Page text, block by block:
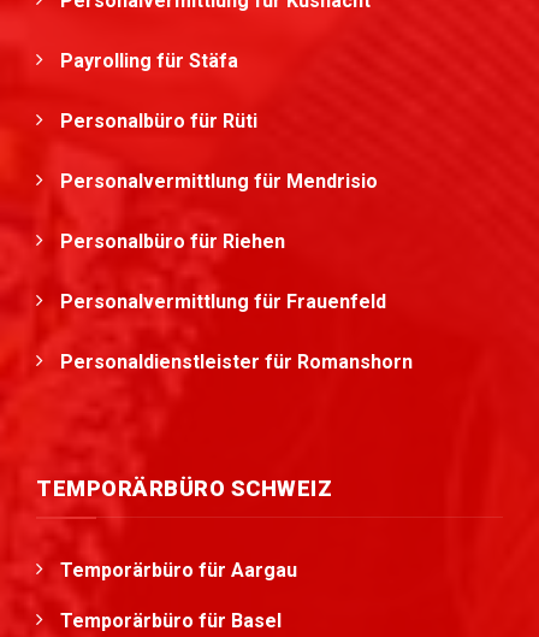
Payrolling für Stäfa
Personalbüro für Rüti
Personalvermittlung für Mendrisio
Personalbüro für Riehen
Personalvermittlung für Frauenfeld
Personaldienstleister für Romanshorn
TEMPORÄRBÜRO SCHWEIZ
Temporärbüro für Aargau
Temporärbüro für Basel